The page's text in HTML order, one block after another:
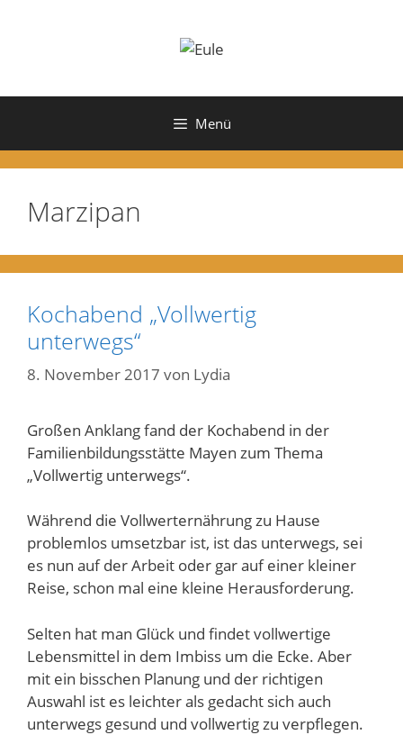
Menü
Marzipan
Kochabend „Vollwertig
unterwegs“
8. November 2017 von Lydia
Großen Anklang fand der Kochabend in der
Familienbildungsstätte Mayen zum Thema
„Vollwertig unterwegs“.
Während die Vollwerternährung zu Hause
problemlos umsetzbar ist, ist das unterwegs, sei
es nun auf der Arbeit oder gar auf einer kleiner
Reise, schon mal eine kleine Herausforderung.
Selten hat man Glück und findet vollwertige
Lebensmittel in dem Imbiss um die Ecke. Aber
mit ein bisschen Planung und der richtigen
Auswahl ist es leichter als gedacht sich auch
unterwegs gesund und vollwertig zu verpflegen.